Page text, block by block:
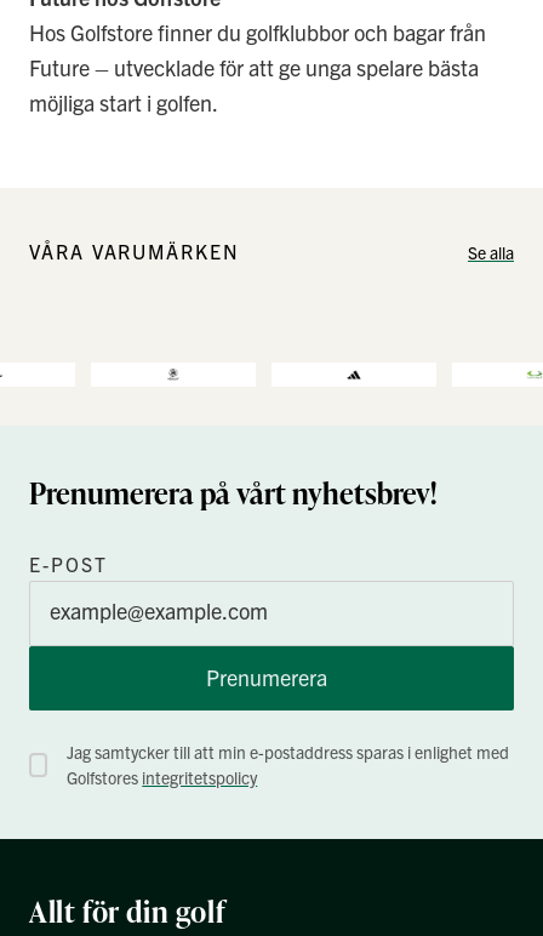
Hos Golfstore finner du golfklubbor och bagar från
Future – utvecklade för att ge unga spelare bästa
möjliga start i golfen.
VÅRA VARUMÄRKEN Se alla
Prenumerera på vårt nyhetsbrev!
E-POST
Prenumerera
Jag samtycker till att min e-postaddress sparas i enlighet med
Golfstores integritetspolicy
Allt för din golf